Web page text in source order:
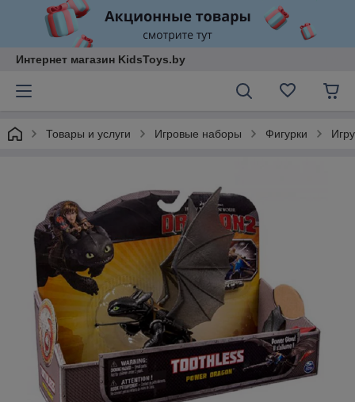
Интернет магазин KidsToys.by
Товары и услуги Игровые наборы Фигурки